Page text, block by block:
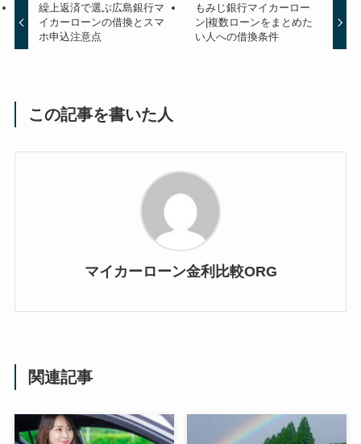
繰上返済で選ぶ広島銀行マ
イカーローンの借換とスマ
ホ申込注意点
もみじ銀行マイカーロー
ン|複数ローンをまとめた
い人への借換条件
この記事を書いた人
マイカーローン金利比較ORG
関連記事